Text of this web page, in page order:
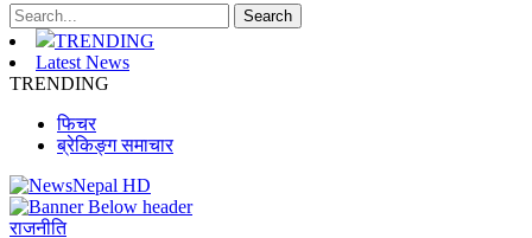
TRENDING
Latest News
TRENDING
फिचर
ब्रेकिङ्ग समाचार
राजनीति